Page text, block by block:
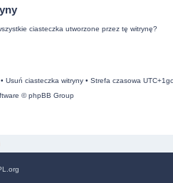
ciasteczka utworzone przez tę witrynę?
Usuń ciasteczka witryny• Strefa czasowa
© phpBB Group